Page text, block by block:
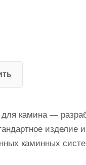
камина —
изделие
каминных